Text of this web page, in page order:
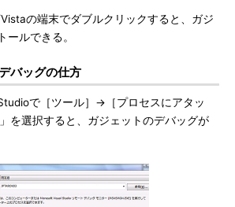
の端末でダブルクリックすると、ガジ
ールできる。
バッグの仕方
で［ツール］→［プロセスにアタッ
を選択すると、ガジェットのデバッグが